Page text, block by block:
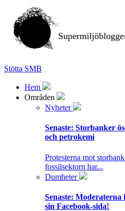
Stötta SMB
Hem
Områden
Nyheter
Senaste: Storbanker
och petrokemi
Protesterna mot
fossilsektorn har...
Dumheter
Senaste: Moderaterna
sin Facebook-sida!